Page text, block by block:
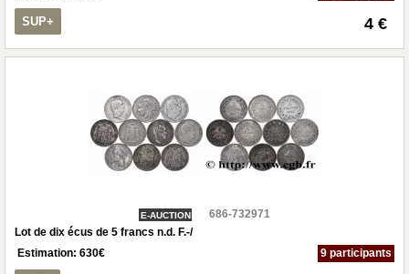
SUP+ 4 €
E-AUCTION
686-732971
Lot de dix écus de 5 francs n.d. F.-/
Estimation: 630€ 9 participants